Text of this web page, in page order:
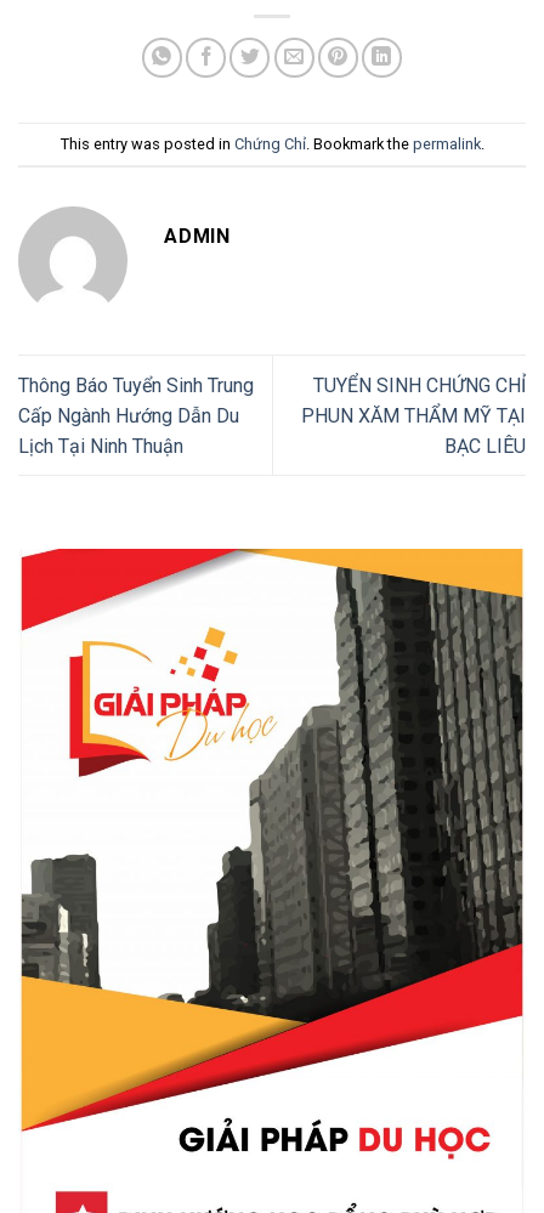
This entry was posted in Chứng Chỉ. Bookmark the permalink.
ADMIN
Thông Báo Tuyển Sinh Trung
Cấp Ngành Hướng Dẫn Du
Lịch Tại Ninh Thuận
TUYỂN SINH CHỨNG CHỈ
PHUN XĂM THẨM MỸ TẠI
BẠC LIÊU